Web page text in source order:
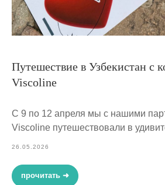
Путешествие в Узбекистан с
Viscoline
С 9 по 12 апреля мы с нашими
Viscoline путешествовали в
26.05.2026
прочитать ➜